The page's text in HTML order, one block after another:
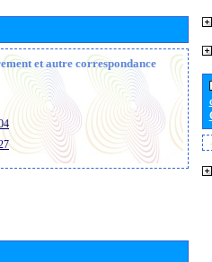
et autre correspondance